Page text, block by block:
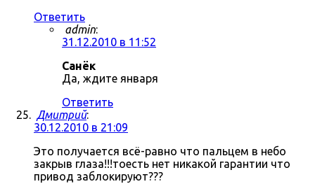
Ответить
admin:
31.12.2010 в 11:52
Санёк
Да, ждите января
Ответить
Дмитрий:
30.12.2010 в 21:09
Это получается всё-равно что пальцем в небо
закрыв глаза!!!тоесть нет никакой гарантии что
привод заблокируют???